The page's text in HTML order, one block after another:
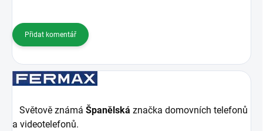
Přidat komentář
Světově známá Španělská značka domovních telefonů
a videotelefonů.